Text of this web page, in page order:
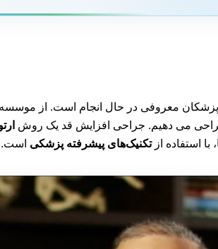
معروفی در حال انجام است. از موسسه
جراحی می دهیم. جراحی افزایش قد یک روش
استفاده ازتکنیک‌های پیشرفته پزشکی است.